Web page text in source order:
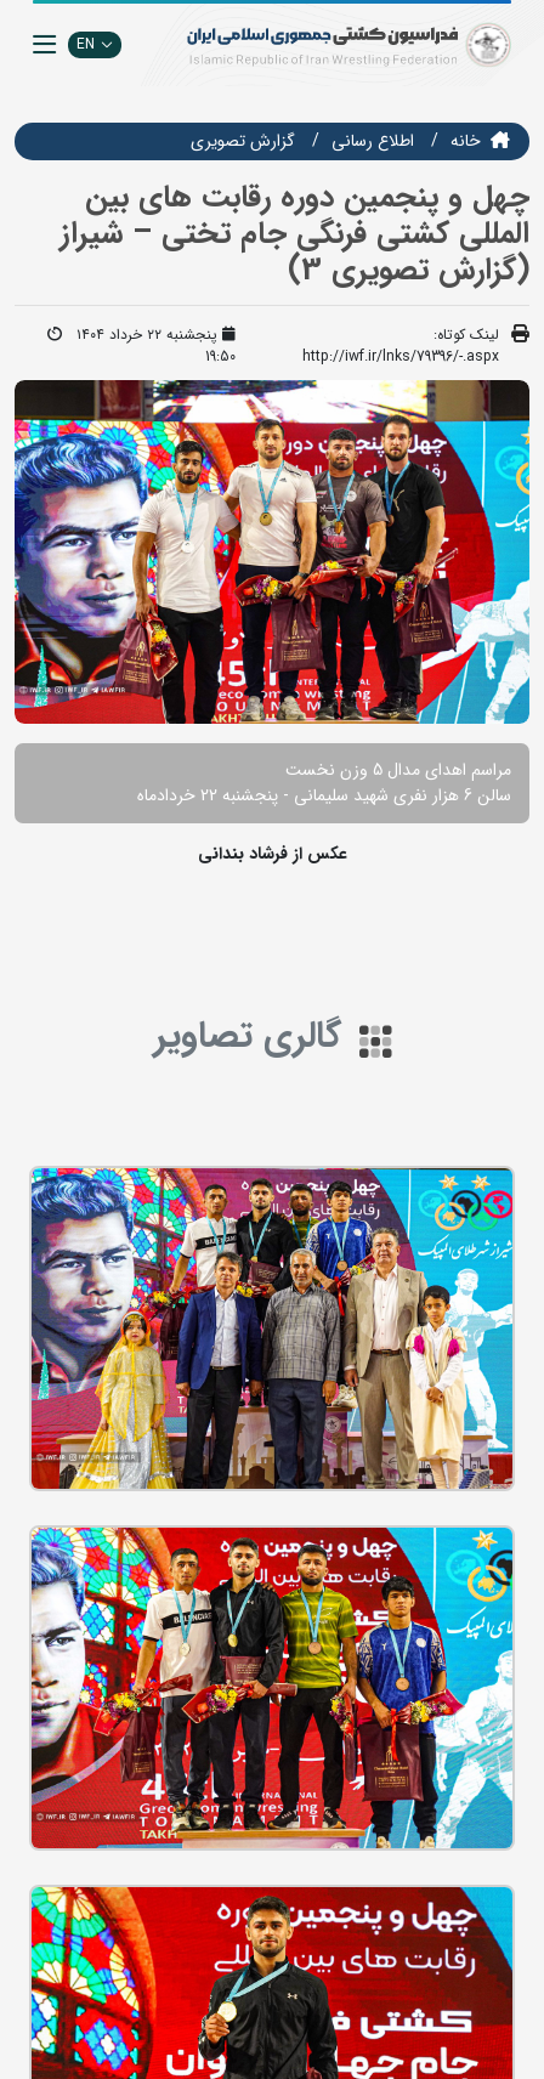
EN
خانه اطلاع رسانی گزارش تصويري
چهل و پنجمین دوره رقابت های بین
المللی کشتی فرنگی جام تختی – شیراز
(گزارش تصویری 3)
لینک کوتاه:
http://iwf.ir/lnks/79396/-.aspx
پنجشنبه ۲۲ خرداد ۱۴۰۴
19:50
مراسم اهدای مدال 5 وزن نخست
سالن 6 هزار نفری شهید سلیمانی - پنجشنبه 22 خردادماه
عکس از فرشاد بندانی
گالری تصاویر